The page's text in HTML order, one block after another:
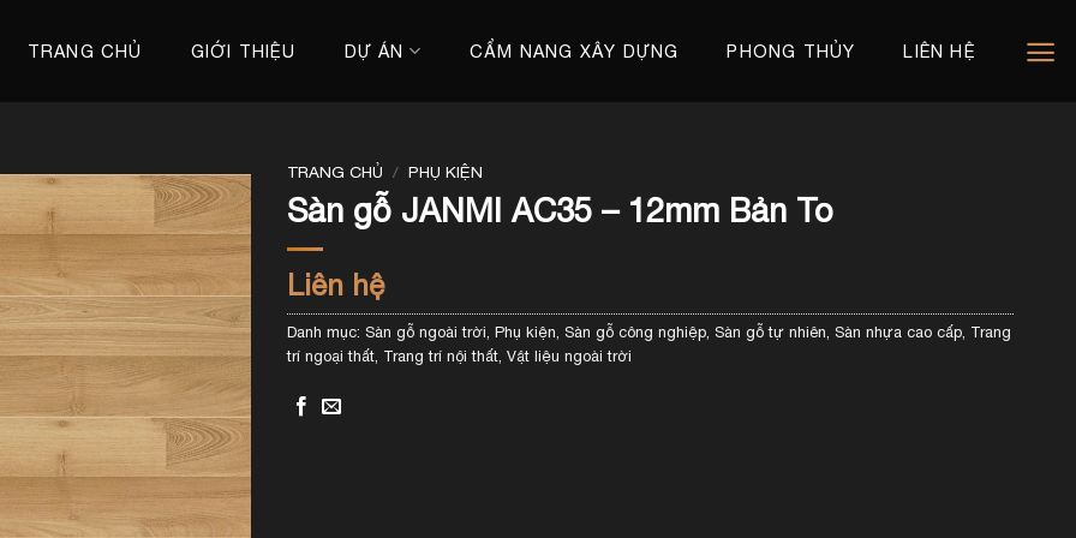
TRANG CHỦ GIỚI THIỆU DỰ ÁN CẨM NANG XÂY DỰNG PHONG THỦY LIÊN HỆ
TRANG CHỦ / PHỤ KIỆN
Sàn gỗ JANMI AC35 – 12mm Bản To
Liên hệ
Danh mục: Sàn gỗ ngoài trời, Phụ kiện, Sàn gỗ công nghiệp, Sàn gỗ tự nhiên, Sàn nhựa cao cấp, Trang
trí ngoại thất, Trang trí nội thất, Vật liệu ngoài trời